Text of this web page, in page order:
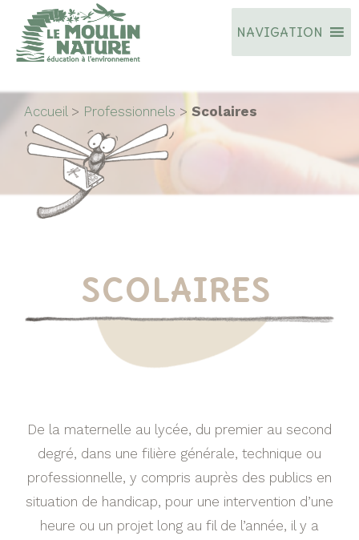
contenu
NAVIGATION
Accueil> Professionnels > Scolaires
SCOLAIRES
De la maternelle au lycée, du premier au second
degré, dans une filière générale, technique ou
professionnelle, y compris auprès des publics en
situation de handicap, pour une intervention d’une
heure ou un projet long au fil de l’année, il y a